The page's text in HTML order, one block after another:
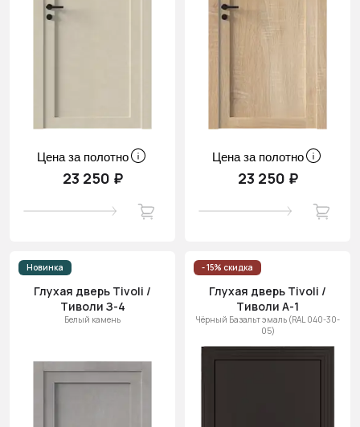
Цена за полотно
23 250 ₽
Цена за полотно
23 250 ₽
Новинка
Глухая дверь Tivoli /
Тиволи З-4
Белый камень
- 15% скидка
Глухая дверь Tivoli /
Тиволи А-1
Чёрный Базальт эмаль (RAL 040-30-
05)